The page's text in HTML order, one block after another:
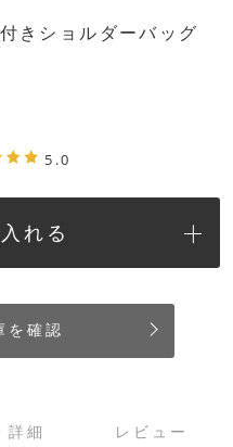
きショルダーバッグ
5.0
れる
を確認
詳細 レビュー